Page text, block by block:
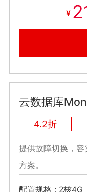
¥
云数据库
4.2折
提供故障切换，
方案。
配置规格 2核4G